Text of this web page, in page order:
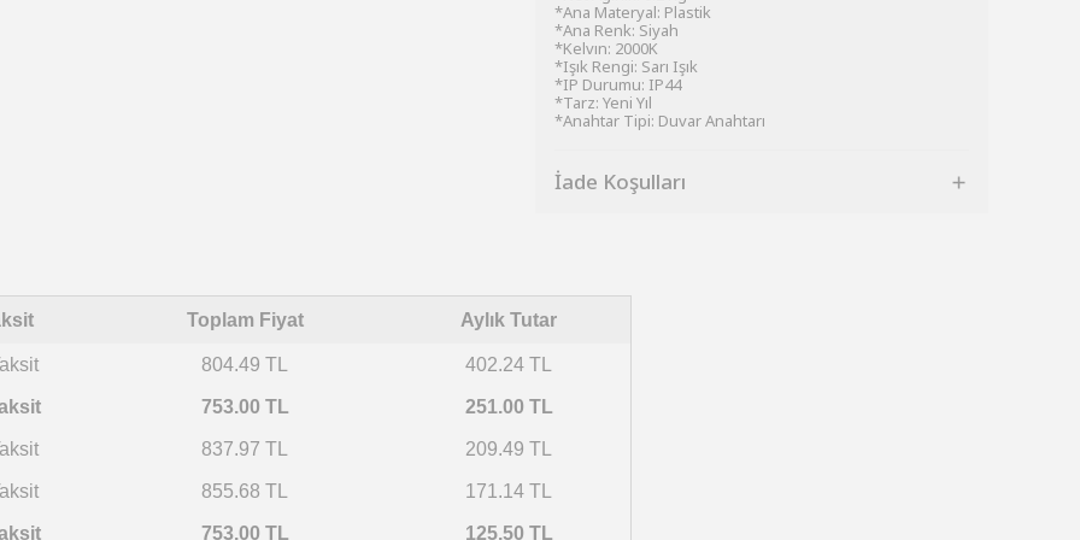
*Ana Materyal: Plastik
*Ana Renk: Siyah
*Kelvın: 2000K
*Işık Rengi: Sarı Işık
*IP Durumu: IP44
*Tarz: Yeni Yıl
*Anahtar Tipi: Duvar Anahtarı
İade Koşulları
Toplam Fiyat Aylık Tutar
804.49 TL 402.24 TL
753.00 TL 251.00 TL
837.97 TL 209.49 TL
855.68 TL 171.14 TL
753.00 TL 125.50 TL